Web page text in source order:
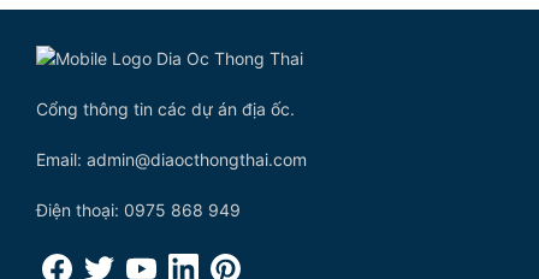
Cổng thông tin các dự án địa ốc.
Email: admin@diaocthongthai.com
Điện thoại: 0975 868 949